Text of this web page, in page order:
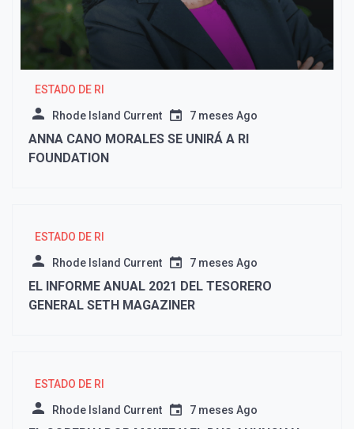
ESTADO DE RI
Rhode Island Current 7 meses Ago
ANNA CANO MORALES SE UNIRÁ A RI
FOUNDATION
ESTADO DE RI
Rhode Island Current 7 meses Ago
EL INFORME ANUAL 2021 DEL TESORERO
GENERAL SETH MAGAZINER
ESTADO DE RI
Rhode Island Current 7 meses Ago